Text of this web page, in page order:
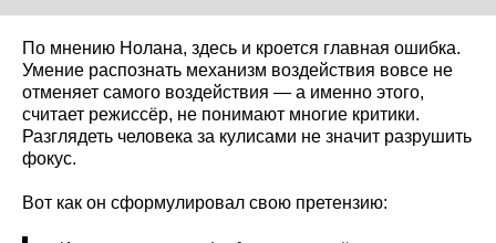
По мнению Нолана, здесь и кроется главная ошибка.
Умение распознать механизм воздействия вовсе не
отменяет самого воздействия — а именно этого,
считает режиссёр, не понимают многие критики.
Разглядеть человека за кулисами не значит разрушить
фокус.
Вот как он сформулировал свою претензию: